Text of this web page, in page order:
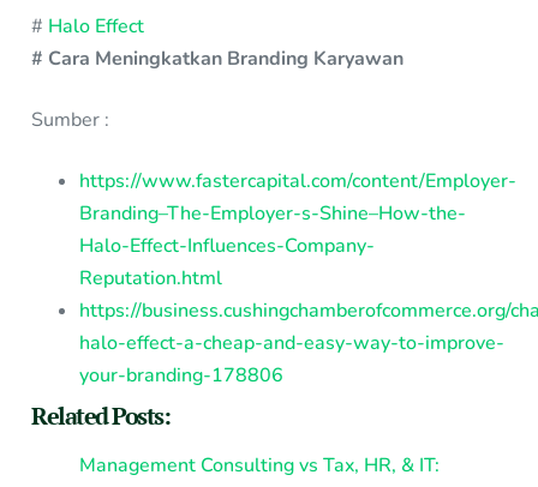
# Halo Effect
# Cara Meningkatkan Branding Karyawan
Sumber :
https://www.fastercapital.com/content/Employer-
Branding–The-Employer-s-Shine–How-the-
Halo-Effect-Influences-Company-
Reputation.html
https://business.cushingchamberofcommerce.org/
halo-effect-a-cheap-and-easy-way-to-improve-
your-branding-178806
Related Posts:
Management Consulting vs Tax, HR, & IT: